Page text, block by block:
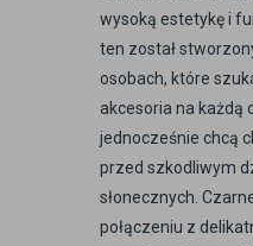
wysoką estetykę i
ten został
osobach, które
akcesoria na każdą
jednocześnie chcą
przed szkodliwym
słonecznych.
połączeniu z